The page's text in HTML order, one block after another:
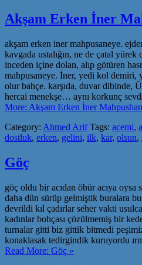
Akşam Erken İner
akşam erken iner mahpusaneye.
kavgada ustalığın, ne de çatal
inceden içine dolan, alıp götüren
mahpusaneye. İner, yedi kol demiri,
olur bahçe. karşıda, duvar dibinde,
hercai menekşe… aynı korkunç
More: Akşam Erken İner
Category: Ahmed Arif Tags: acemi,
dostluk, erken, gelini, ilk, kar, olsun,
Göç
göç oldu bir acıdan öbür acıya oysa
daha dün sürüp gelmiştik buralara
devrildi kıl çadırlar seher vakti
kadınlar bohçası çözülmemiş bir
turnalar gitti biz gittik bitmedi
konaklasak tedirgindik kuruyordu
Read More: Göç »